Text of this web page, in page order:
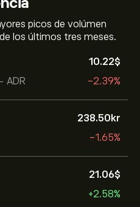
picos de volúmen
los últimos tres meses.
ADR
10.22‎$‎
-2.39%
238.50‎kr‎
-1.65%
21.06‎$‎
+2.58%